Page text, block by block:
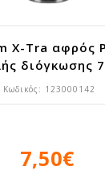
X-Tra αφρός
διόγκωσης
Κωδικός: 123000142
7,50€